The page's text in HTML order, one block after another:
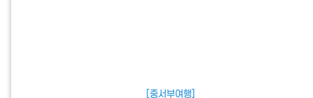
[중서부여행]